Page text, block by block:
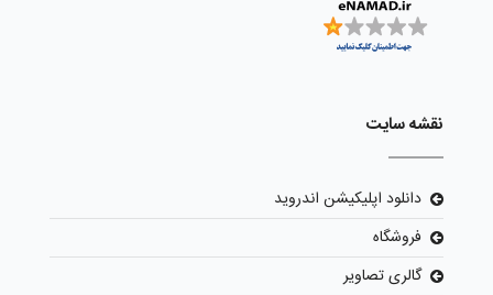
نقشه سایت
دانلود اپلیکیشن اندروید
فروشگاه
گالری تصاویر